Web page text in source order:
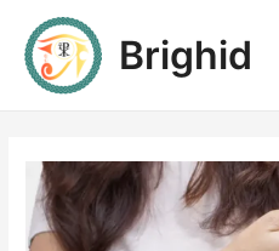
Brighid